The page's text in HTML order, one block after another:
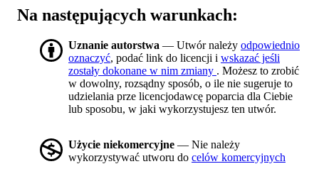
Na następujących warunkach:
Uznanie autorstwa — Utwór należy odpowiednio
oznaczyć, podać link do licencji i wskazać jeśli
zostały dokonane w nim zmiany . Możesz to zrobić
w dowolny, rozsądny sposób, o ile nie sugeruje to
udzielania prze licencjodawcę poparcia dla Ciebie
lub sposobu, w jaki wykorzystujesz ten utwór.
Użycie niekomercyjne — Nie należy
wykorzystywać utworu do celów komercyjnych